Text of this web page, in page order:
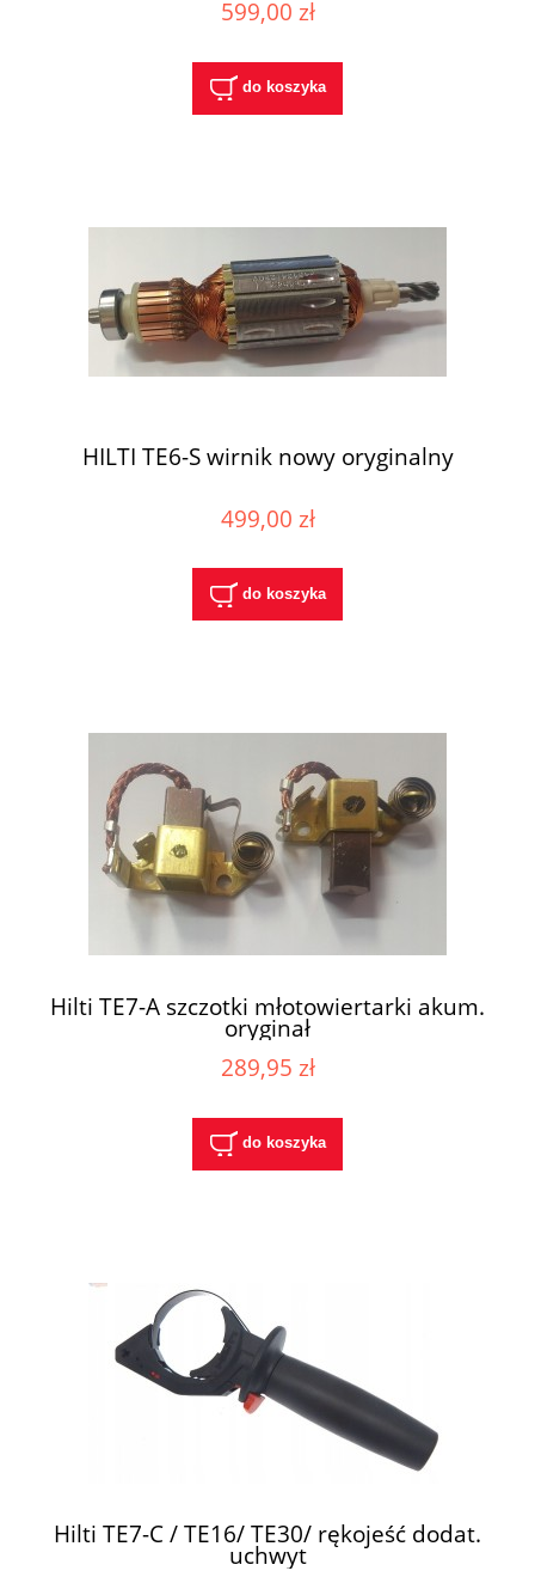
599,00 zł
do koszyka
HILTI TE6-S wirnik nowy oryginalny
499,00 zł
do koszyka
Hilti TE7-A szczotki młotowiertarki akum.
oryginał
289,95 zł
do koszyka
Hilti TE7-C / TE16/ TE30/ rękojeść dodat.
uchwyt